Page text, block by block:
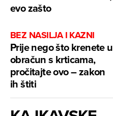
evo zašto
BEZ NASILJA I KAZNI
Prije nego što krenete u
obračun s krticama,
pročitajte ovo – zakon
ih štiti